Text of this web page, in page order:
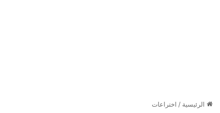
الرئيسية / اختراعات